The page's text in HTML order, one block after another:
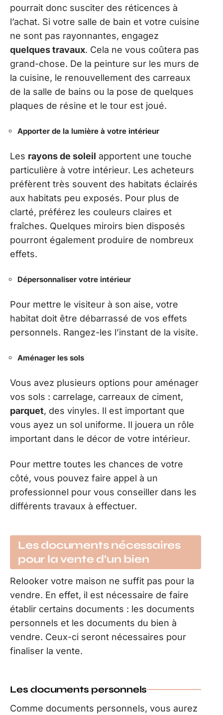
pourrait donc susciter des réticences à
l’achat. Si votre salle de bain et votre cuisine
ne sont pas rayonnantes, engagez
quelques travaux. Cela ne vous coûtera pas
grand-chose. De la peinture sur les murs de
la cuisine, le renouvellement des carreaux
de la salle de bains ou la pose de quelques
plaques de résine et le tour est joué.
Apporter de la lumière à votre intérieur
Les rayons de soleil apportent une touche
particulière à votre intérieur. Les acheteurs
préfèrent très souvent des habitats éclairés
aux habitats peu exposés. Pour plus de
clarté, préférez les couleurs claires et
fraîches. Quelques miroirs bien disposés
pourront également produire de nombreux
effets.
Dépersonnaliser votre intérieur
Pour mettre le visiteur à son aise, votre
habitat doit être débarrassé de vos effets
personnels. Rangez-les l’instant de la visite.
Aménager les sols
Vous avez plusieurs options pour aménager
vos sols : carrelage, carreaux de ciment,
parquet, des vinyles. Il est important que
vous ayez un sol uniforme. Il jouera un rôle
important dans le décor de votre intérieur.
Pour mettre toutes les chances de votre
côté, vous pouvez faire appel à un
professionnel pour vous conseiller dans les
différents travaux à effectuer.
Les documents nécessaires
pour la vente d’un bien
Relooker votre maison ne suffit pas pour la
vendre. En effet, il est nécessaire de faire
établir certains documents : les documents
personnels et les documents du bien à
vendre. Ceux-ci seront nécessaires pour
finaliser la vente.
Les documents personnels
Comme documents personnels, vous aurez